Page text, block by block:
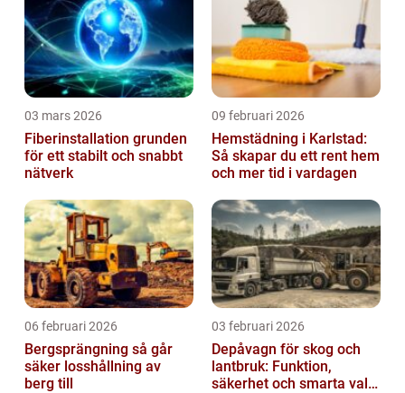
03 mars 2026
Fiberinstallation grunden
för ett stabilt och snabbt
nätverk
09 februari 2026
Hemstädning i Karlstad:
Så skapar du ett rent hem
och mer tid i vardagen
06 februari 2026
Bergsprängning så går
säker losshållning av
berg till
03 februari 2026
Depåvagn för skog och
lantbruk: Funktion,
säkerhet och smarta val